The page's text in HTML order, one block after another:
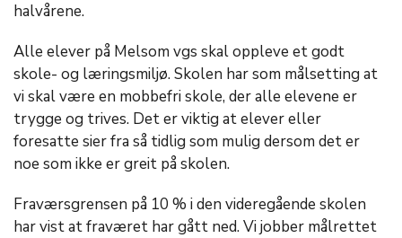
halvårene.
Alle elever på Melsom vgs skal oppleve et godt
skole- og læringsmiljø. Skolen har som målsetting at
vi skal være en mobbefri skole, der alle elevene er
trygge og trives. Det er viktig at elever eller
foresatte sier fra så tidlig som mulig dersom det er
noe som ikke er greit på skolen.
Fraværsgrensen på 10 % i den videregående skolen
har vist at fraværet har gått ned. Vi jobber målrettet